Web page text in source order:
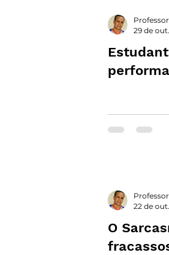
29 de
O
22 de